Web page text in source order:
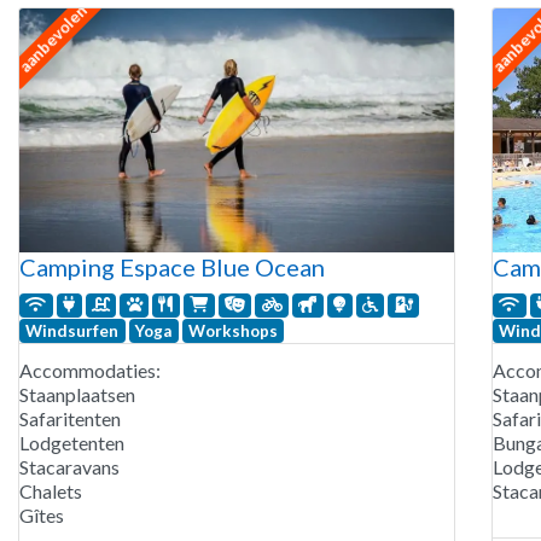
aanbevolen
Camping Espace Blue Ocean
Windsurfen Yoga Workshops
Accommodaties:
Staanplaatsen
Safaritenten
Lodgetenten
Stacaravans
Chalets
Gîtes